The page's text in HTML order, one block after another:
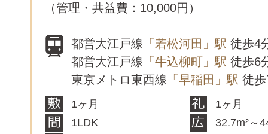
（管理・共益費：10,000円）
都営大江戸線 「若松河田」駅 徒歩4
都営大江戸線 「牛込柳町」駅 徒歩6
東京メトロ東西線 「早稲田」駅 徒
1ヶ月
1ヶ月
1LDK
32.7m²～